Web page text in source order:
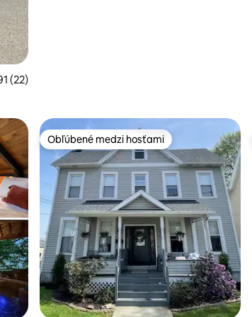
ohodnotenie 4,91 z 5, počet hodnotení: 22
(22)
17
Obľúbené medzi hosťami
Obľúbené medzi hosťami